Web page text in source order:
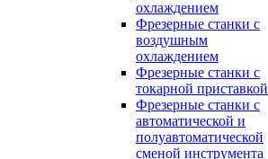
охлаждением
Фрезерные станки с
воздушным
охлаждением
Фрезерные станки с
токарной приставкой
Фрезерные станки с
автоматической и
полуавтоматической
сменой инструмента